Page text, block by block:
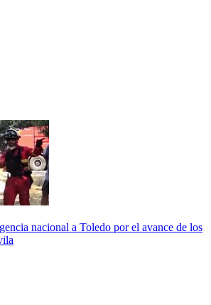
nacional a Toledo por el avance de los